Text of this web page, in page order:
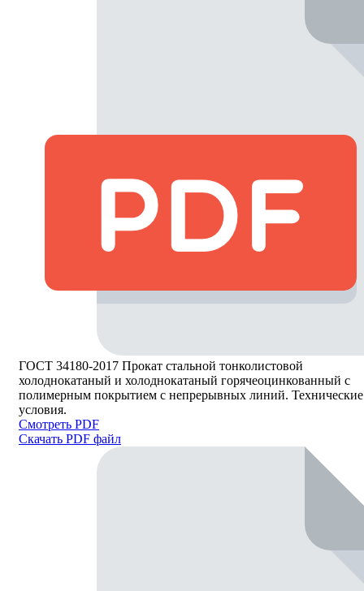
ГОСТ 34180-2017 Прокат стальной тонколистовой
холоднокатаный и холоднокатаный горячеоцинкованный с
полимерным покрытием с непрерывных линий. Технические
условия.
Смотреть PDF
Скачать PDF файл